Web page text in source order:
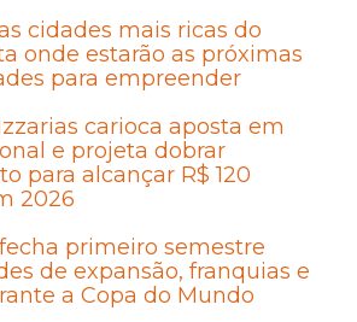
cidades mais ricas do
onde estarão as próximas
para empreender
carioca aposta em
e projeta dobrar
para alcançar R$ 120
2026
primeiro semestre
de expansão, franquias e
a Copa do Mundo